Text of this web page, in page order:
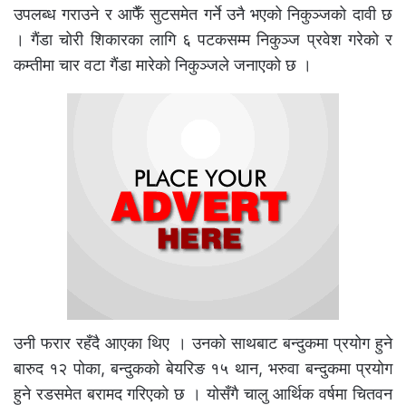
उपलब्ध गराउने र आफैँ सुटसमेत गर्ने उनै भएको निकुञ्जको दावी छ
। गैंडा चोरी शिकारका लागि ६ पटकसम्म निकुञ्ज प्रवेश गरेको र
कम्तीमा चार वटा गैंडा मारेको निकुञ्जले जनाएको छ ।
उनी फरार रहँदै आएका थिए । उनको साथबाट बन्दुकमा प्रयोग हुने
बारुद १२ पोका, बन्दुकको बेयरिङ १५ थान, भरुवा बन्दुकमा प्रयोग
हुने रडसमेत बरामद गरिएको छ । योसँगै चालु आर्थिक वर्षमा चितवन